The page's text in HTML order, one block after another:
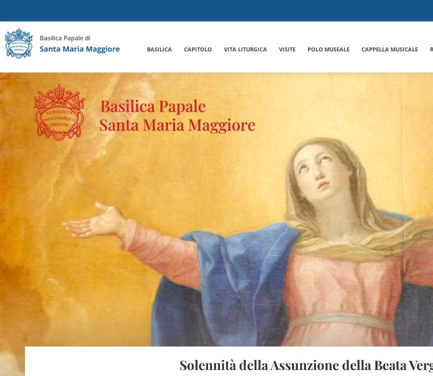
BASILICA CAPITOLO VITA LITURGICA VISITE POLO MUSEALE CAPPELLA MUSICALE
Solennità della Assunzione della Beata